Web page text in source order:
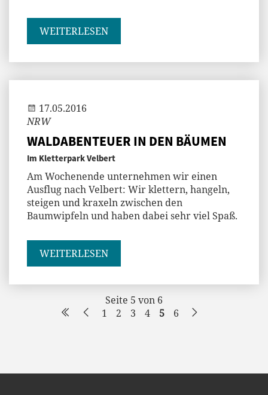
WEITERLESEN
17.05.2016
NRW
WALDABENTEUER IN DEN BÄUMEN
Im Kletterpark Velbert
Am Wochenende unternehmen wir einen
Ausflug nach Velbert: Wir klettern, hangeln,
steigen und kraxeln zwischen den
Baumwipfeln und haben dabei sehr viel Spaß.
WEITERLESEN
Seite 5 von 6
1
2 3 4 5 6